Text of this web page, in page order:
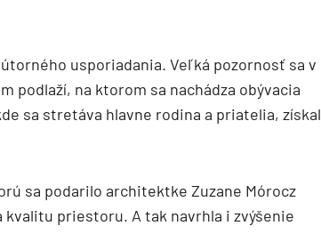
usporiadania. Veľká pozornosť sa v
podlaží, na ktorom sa nachádza obývacia
sa stretáva hlavne rodina a priatelia, získal
sa podarilo architektke Zuzane Mórocz
priestoru. A tak navrhla i zvýšenie